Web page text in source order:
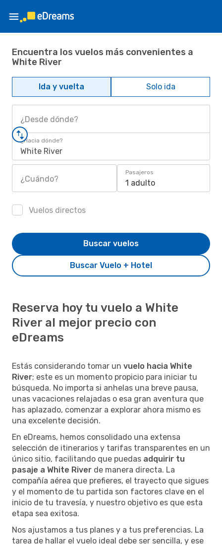
Encuentra los vuelos más convenientes a
White River
Ida y vuelta Solo ida
¿Desde dónde?
¿Hacia dónde?
White River
¿Cuándo?
Pasajeros
1 adulto
Vuelos directos
Buscar Vuelo + Hotel
Buscar vuelos
Reserva hoy tu vuelo a White
River al mejor precio con
eDreams
Estás considerando tomar un vuelo hacia White
River; este es un momento propicio para iniciar tu
búsqueda. No importa si anhelas una breve pausa,
unas vacaciones relajadas o esa gran aventura que
has aplazado, comenzar a explorar ahora mismo es
una excelente decisión.
En eDreams, hemos consolidado una extensa
selección de itinerarios y tarifas transparentes en un
único sitio, facilitando que puedas adquirir tu
pasaje a White River de manera directa. La
compañía aérea que prefieres, el trayecto que sigues
y el momento de tu partida son factores clave en el
inicio de tu travesía, y nuestro objetivo es que esta
etapa sea exitosa.
Nos ajustamos a tus planes y a tus preferencias. La
tarea de hallar el vuelo ideal debe ser sencilla, y ese